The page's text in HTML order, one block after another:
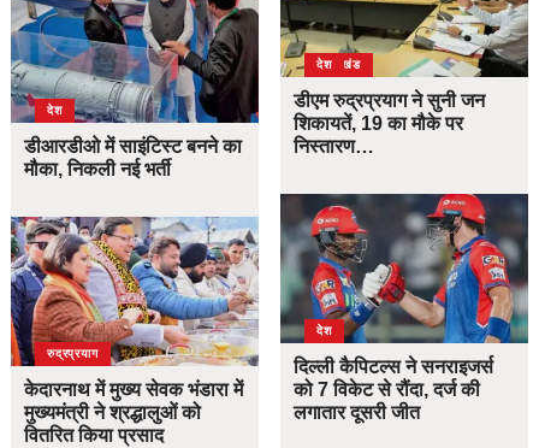
देश
डीआरडीओ में साइंटिस्ट बनने का
मौका, निकली नई भर्ती
उत्तराखंड
देश
रुद्रप्रयाग
केदारनाथ में मुख्य सेवक भंडारा में
मुख्यमंत्री ने श्रद्धालुओं को
वितरित किया प्रसाद
उत्तराखंड
देश
डीएम रुद्रप्रयाग ने सुनी जन
शिकायतें, 19 का मौके पर
निस्तारण…
देश
दिल्ली कैपिटल्स ने सनराइजर्स
को 7 विकेट से रौंदा, दर्ज की
लगातार दूसरी जीत